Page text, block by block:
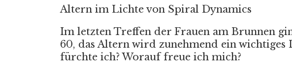
Altern im Lichte von Spiral Dynamics
Im letzten Treffen der Frauen am Brunnen
60, das Altern wird zunehmend ein wichtiges
fürchte ich? Worauf freue ich mich?